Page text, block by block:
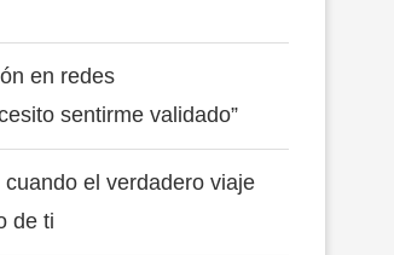
en redes
sentirme validado”
el verdadero viaje
de ti